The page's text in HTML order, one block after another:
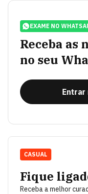
EXAME NO
Receba as
no seu
Entrar
Fique
Receba a melhor
CASUAL